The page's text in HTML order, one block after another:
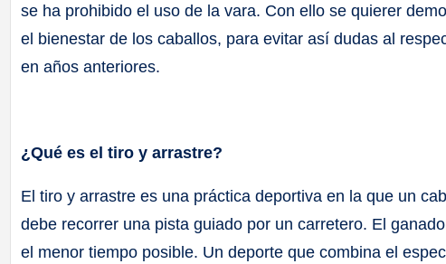
se ha prohibido el uso de la vara. Con ello se quierer
el bienestar de los caballos, para evitar así dudas al
en años anteriores.
¿Qué es el tiro y arrastre?
El tiro y arrastre es una práctica deportiva en la que un
debe recorrer una pista guiado por un carretero. El
el menor tiempo posible. Un deporte que combina el